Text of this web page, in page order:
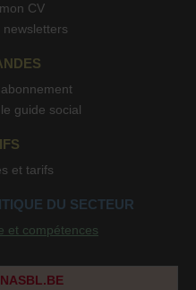
CV
guide social
et tarifs
DU SECTEUR
et compétences